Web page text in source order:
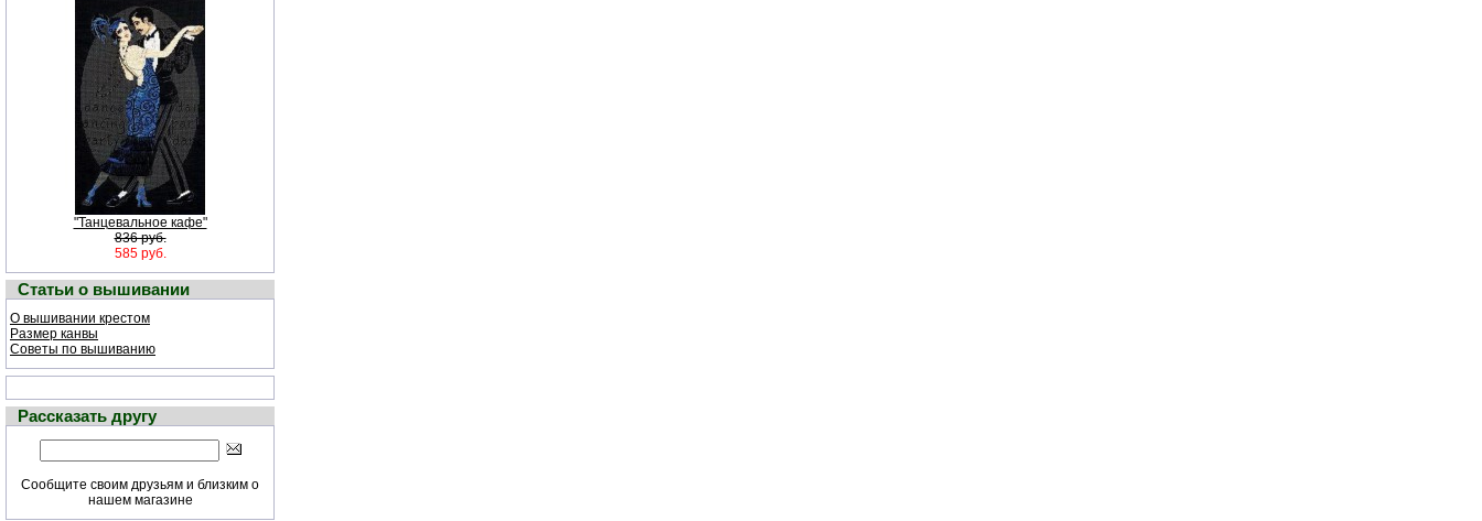
"Танцевальное кафе"
836 руб.
585 руб.
Статьи о вышивании
О вышивании крестом
Размер канвы
Советы по вышиванию
Рассказать другу
Сообщите своим друзьям и близким о
нашем магазине